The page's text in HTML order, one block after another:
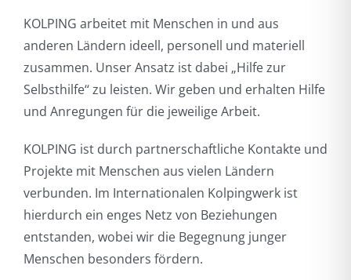
KOLPING arbeitet mit Menschen in und aus
anderen Ländern ideell, personell und materiell
zusammen. Unser Ansatz ist dabei „Hilfe zur
Selbsthilfe‘‘ zu leisten. Wir geben und erhalten Hilfe
und Anregungen für die jeweilige Arbeit.
KOLPING ist durch partnerschaftliche Kontakte und
Projekte mit Menschen aus vielen Ländern
verbunden. Im Internationalen Kolpingwerk ist
hierdurch ein enges Netz von Beziehungen
entstanden, wobei wir die Begegnung junger
Menschen besonders fördern.